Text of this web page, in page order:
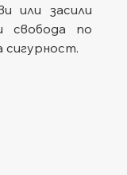
или засили
свобода по
сигурност.